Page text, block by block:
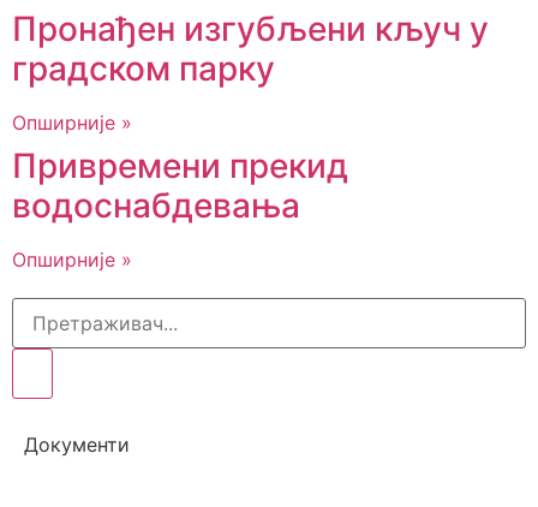
Пронађен изгубљени кључ у
градском парку
Опширније »
Привремени прекид
водоснабдевања
Опширније »
Документи